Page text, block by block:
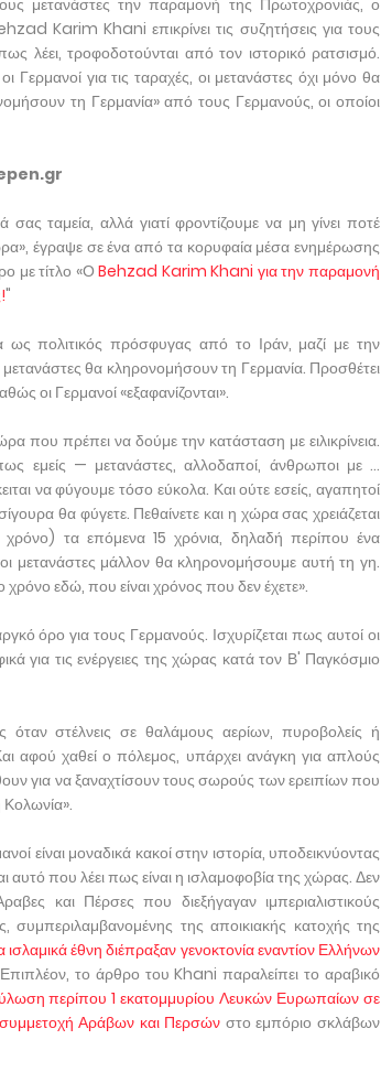
μετανάστες την παραμονή της Πρωτοχρονιάς, ο
Karim Khani επικρίνει τις συζητήσεις για τους
λέει, τροφοδοτούνται από τον ιστορικό ρατσισμό.
Γερμανοί για τις ταραχές, οι μετανάστες όχι μόνο θα
τη Γερμανία» από τους Γερμανούς, οι οποίοι
ταμεία, αλλά γιατί φροντίζουμε να μη γίνει ποτέ
έγραψε σε ένα από τα κορυφαία μέσα ενημέρωσης
με τίτλο «ΟBehzad Karim Khani για την παραμονή
"
πολιτικός πρόσφυγας από το Ιράν, μαζί με την
θα κληρονομήσουν τη Γερμανία. Προσθέτει
οι Γερμανοί «εξαφανίζονται».
που πρέπει να δούμε την κατάσταση με ειλικρίνεια.
εμείς — μετανάστες, αλλοδαποί, άνθρωποι με …
να φύγουμε τόσο εύκολα. Και ούτε εσείς, αγαπητοί
θα φύγετε. Πεθαίνετε και η χώρα σας χρειάζεται
τα επόμενα 15 χρόνια, δηλαδή περίπου ένα
μετανάστες μάλλον θα κληρονομήσουμε αυτή τη γη.
εδώ, που είναι χρόνος που δεν έχετε».
όρο για τους Γερμανούς. Ισχυρίζεται πως αυτοί οι
για τις ενέργειες της χώρας κατά τον Β' Παγκόσμιο
όταν στέλνεις σε θαλάμους αερίων, πυροβολείς ή
αφού χαθεί ο πόλεμος, υπάρχει ανάγκη για απλούς
για να ξαναχτίσουν τους σωρούς των ερειπίων που
είναι μοναδικά κακοί στην ιστορία, υποδεικνύοντας
που λέει πως είναι η ισλαμοφοβία της χώρας. Δεν
και Πέρσες που διεξήγαγαν ιμπεριαλιστικούς
συμπεριλαμβανομένης της αποικιακής κατοχής της
ισλαμικά έθνη διέπραξαν γενοκτονία εναντίον Ελλήνων
το άρθρο του Khani παραλείπει το αραβικό
περίπου 1 εκατομμυρίου Λευκών Ευρωπαίων σε
συμμετοχή Αράβων και Περσών στο εμπόριο σκλάβων